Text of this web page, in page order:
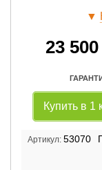
▼
23 500
Купить в 1
Артикул: 53070